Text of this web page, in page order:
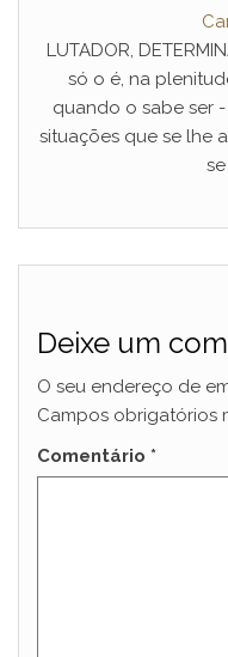
LUTADOR,
só o é, na
quando o sabe ser
situações que se lhe
Deixe um
O seu endereço de
Campos obrigatórios
Comentário *